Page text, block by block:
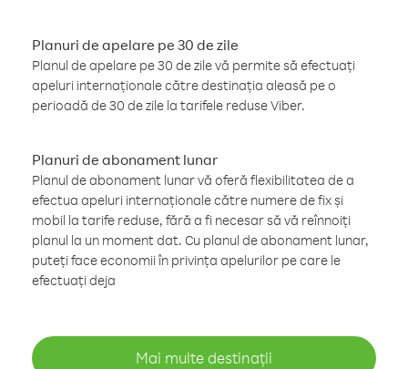
Planuri de apelare pe 30 de zile
Planul de apelare pe 30 de zile vă permite să efectuați
apeluri internaționale către destinația aleasă pe o
perioadă de 30 de zile la tarifele reduse Viber.
Planuri de abonament lunar
Planul de abonament lunar vă oferă flexibilitatea de a
efectua apeluri internaționale către numere de fix și
mobil la tarife reduse, fără a fi necesar să vă reînnoiți
planul la un moment dat. Cu planul de abonament lunar,
puteți face economii în privința apelurilor pe care le
efectuați deja
Mai multe destinații